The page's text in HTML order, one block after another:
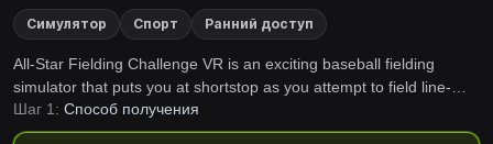
Симулятор Спорт Ранний доступ
All-Star Fielding Challenge VR is an exciting baseball fielding
simulator that puts you at shortstop as you attempt to field line-
drives, pop-ups, and ground balls. Catch enough balls to progress
through each round and achieve greatness as you climb the
Шаг 1: Способ получения